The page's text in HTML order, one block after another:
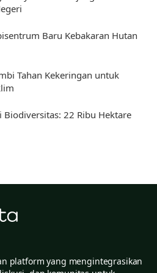
Baru Kebakaran Hutan
Tahan Kekeringan untuk
Biodiversitas: 22 Ribu Hektare
platform yang mengintegrasikan